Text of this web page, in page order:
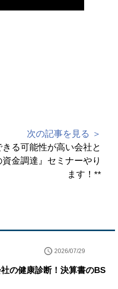
次の記事を見る ＞
る可能性が高い会社と
金調達』セミナーやり
ます！**
2026/07/29
の健康診断！決算書のBS